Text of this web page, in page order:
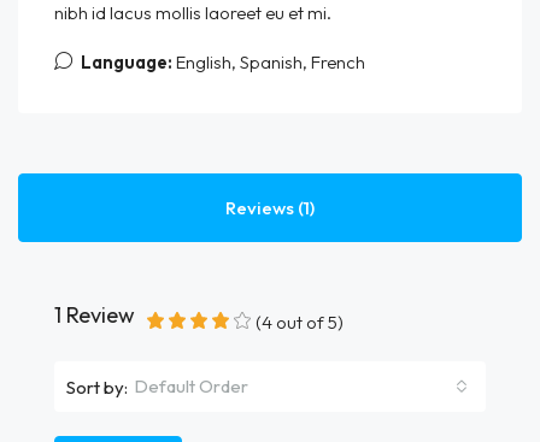
nibh id lacus mollis laoreet eu et mi.
Language: English, Spanish, French
Reviews (1)
1 Review (4 out of5)
Sort by: Default Order